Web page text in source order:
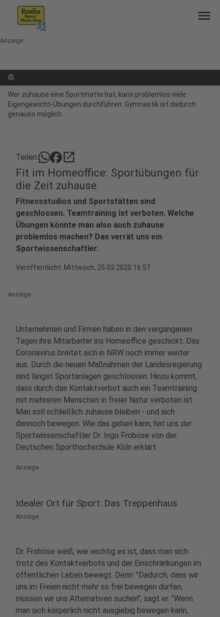
menu
Anzeige
©
Wer zuhause eine Sportmatte hat, kann problemlos viele
Eigengewicht-Übungen durchführen. Gymnastik ist dadurch
genauso möglich.
Teilen: open_in_new
Fit im Homeoffice: Sportübungen für
die Zeit zuhause
Fitnessstudios und Sportstätten sind
geschlossen. Teamtraining ist verboten. Welche
Übungen könnte man also auch zuhause
problemlos machen? Das verrät uns ein
Sportwissenschaftler.
Veröffentlicht: Mittwoch, 25.03.2020 16:57
Anzeige
Unternehmen und Firmen haben in den vergangenen
Tagen ihre Mitarbeiter ins Homeoffice geschickt. Das
Coronavirus breitet sich in NRW noch immer weiter
aus. Durch die neuen Maßnahmen der Landesregierung
sind längst Sportanlagen geschlossen. Hinzu kommt,
dass durch das Kontaktverbot auch ein Teamtraining
mit mehreren Menschen in freier Natur verboten ist.
Man soll schließlich zuhause bleiben - und sich
dennoch bewegen. Wie das gehen kann, hat uns der
Sportwissenschaftler Dr. Ingo Froböse von der
Deutschen Sporthochschule Köln erklärt.
Anzeige
Idealer Ort für Sport: Das Treppenhaus
Anzeige
Dr. Froböse weiß, wie wichtig es ist, dass man sich
trotz des Kontaktverbots und der Einschränkungen im
öffentlichen Leben bewegt. Denn: "Dadurch, dass wir
uns im Freien nicht mehr so frei bewegen dürfen,
müssen wir uns Alternativen suchen", sagt er. "Wenn
man sich körperlich nicht ausgiebig bewegen kann,